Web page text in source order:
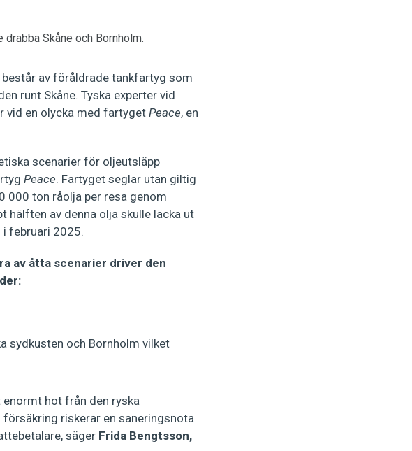
Skåne och Bornholm.
består av föråldrade tankfartyg som
runt Skåne. Tyska experter vid
vid en olycka med fartyget Peace, en
scenarier för oljeutsläpp
Peace. Fartyget seglar utan giltig
000 ton råolja per resa genom
hälften av denna olja skulle läcka ut
februari 2025.
av åtta scenarier driver den
sydkusten och Bornholm vilket
hot från den ryska
riskerar en saneringsnota
säger Frida Bengtsson,